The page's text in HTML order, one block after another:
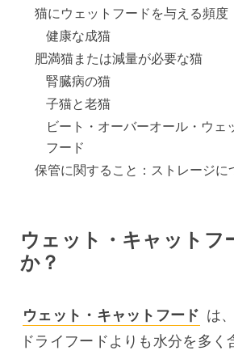
猫にウェットフードを与える頻度
健康な成猫
肥満猫または減量が必要な猫
腎臓病の猫
子猫と老猫
ビート・オーバーオール・ウェ
フード
保管に関すること：ストレージに
ウェット・キャットフ
か？
ウェット・キャットフード は、
ドライフードよりも水分を多く